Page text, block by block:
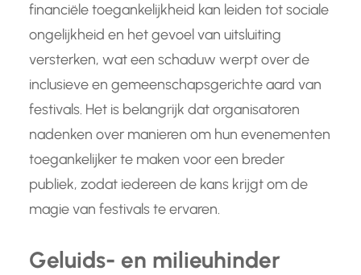
financiële toegankelijkheid kan leiden tot sociale
ongelijkheid en het gevoel van uitsluiting
versterken, wat een schaduw werpt over de
inclusieve en gemeenschapsgerichte aard van
festivals. Het is belangrijk dat organisatoren
nadenken over manieren om hun evenementen
toegankelijker te maken voor een breder
publiek, zodat iedereen de kans krijgt om de
magie van festivals te ervaren.
Geluids- en milieuhinder